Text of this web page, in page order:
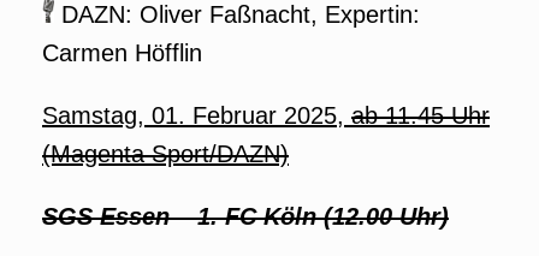
DAZN: Oliver Faßnacht, Expertin:
Carmen Höfflin
Samstag, 01. Februar 2025, ab 11.45 Uhr
(Magenta Sport/DAZN)
SGS Essen – 1. FC Köln (12.00 Uhr)